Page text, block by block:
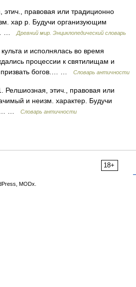
правовая или традиционно
хар р. Будучи организующим
…
Древний мир. Энциклопедический словарь
и исполнялась во время
процессии к святилищам и
призвать богов.… …
Словарь античности
этич., правовая или
и неизм. характер. Будучи
…
Словарь античности
18+
MODx.